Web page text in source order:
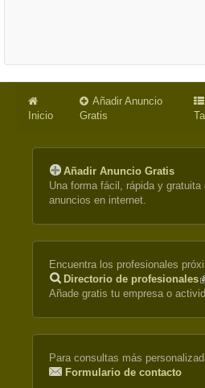
Inicio
Añadir Anuncio
Gratis
Añadir Anuncio Gratis
Una forma fácil, rápida y
anuncios en internet.
Encuentra los profesionales
Directorio de profesionales
Añade gratis tu empresa o
Para consultas más
Formulario de contacto